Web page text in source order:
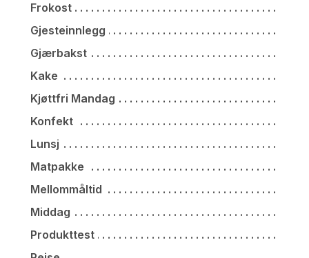
Frokost
Gjesteinnlegg
Gjærbakst
Kake
Kjøttfri Mandag
Konfekt
Lunsj
Matpakke
Mellommåltid
Middag
Produkttest